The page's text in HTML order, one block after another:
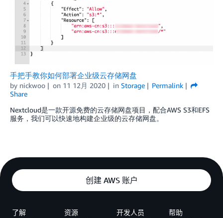
手把手教你如何部署企业级云存储网盘
by nickwoo on 11 12月 2020 in Storage
Permalink
Share
Nextcloud是一款开源免费的云存储网盘项目，配合AWS S3和EFS
服务，我们可以快速地构建企业级的云存储网盘。
创建 AWS 账户
了解 资源 开发人员 帮助